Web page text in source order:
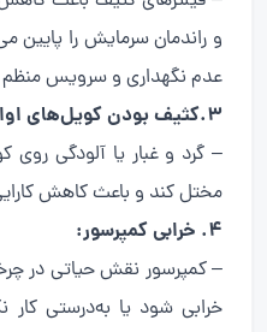
و راندمان سرمایش را پایین
عدم نگهداری و سرویس
3.کثیف بودن کویل‌های اواپراتور یا کندانسور:
– گرد و غبار یا آلودگی روی
مختل کند و باعث کاهش
4. خرابی کمپرسور:
– کمپرسور نقش حیاتی در
خرابی شود یا به‌درستی کار